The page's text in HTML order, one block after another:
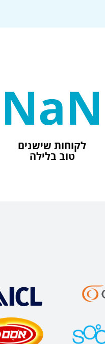
NaN
לקוחות שישנים
טוב בלילה